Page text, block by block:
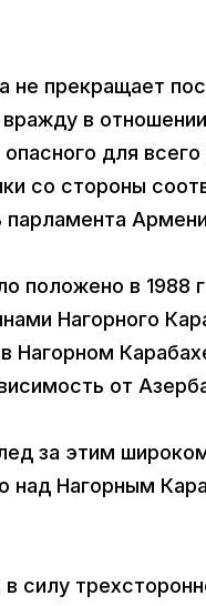
прекращает
в
для всего
со стороны
положено в 1988
Нагорного
Нагорном
от
за этим
над Нагорным
силу